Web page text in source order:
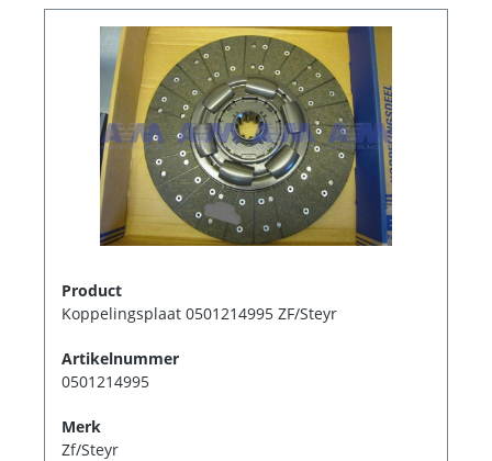
Product
Koppelingsplaat 0501214995 ZF/Steyr
Artikelnummer
0501214995
Merk
Zf/Steyr